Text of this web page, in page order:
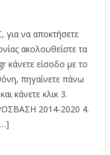
να αποκτήσετε
ακολουθείστε τα
κάνετε είσοδο με το
πηγαίνετε πάνω
κάνετε κλικ 3.
2014-2020 4.